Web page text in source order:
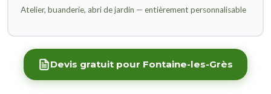
Atelier, buanderie, abri de jardin — entièrement personnalisable
Devis gratuit pour Fontaine-les-Grès